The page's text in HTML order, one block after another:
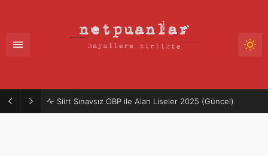
Siirt Sınavsız OBP ile Alan Liseler 2025 (Güncel)